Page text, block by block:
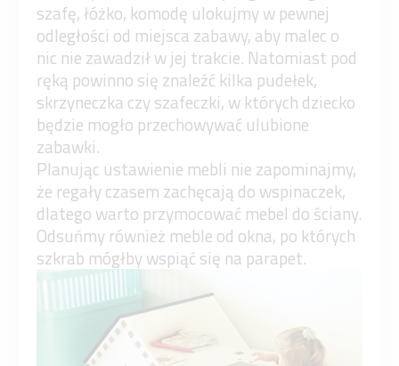
szafę, łóżko, komodę ulokujmy w pewnej
odległości od miejsca zabawy, aby malec o
nic nie zawadził w jej trakcie. Natomiast pod
ręką powinno się znaleźć kilka pudełek,
skrzyneczka czy szafeczki, w których dziecko
będzie mogło przechowywać ulubione
zabawki.
Planując ustawienie mebli nie zapominajmy,
że regały czasem zachęcają do wspinaczek,
dlatego warto przymocować mebel do ściany.
Odsuńmy również meble od okna, po których
szkrab mógłby wspiąć się na parapet.